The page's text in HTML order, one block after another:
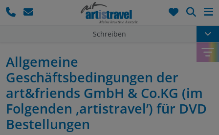
Schreiben
Allgemeine
Geschäftsbedingungen der
art&friends GmbH & Co.KG (im
Folgenden ‚artistravel’) für DVD
Bestellungen